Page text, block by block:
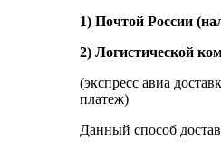
1) Почтой России
2) Логистической
(экспресс авиа
платеж)
Данный способ